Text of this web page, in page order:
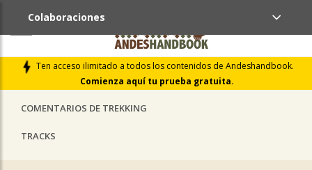
Ten acceso ilimitado a todos los contenidos de Andeshandbook.
Comienza aquí tu prueba gratuita.
Colaboraciones
ÚLTIMAS COLABORACIONES PUBLICADAS
LIBROS DE CUMBRES
COMENTARIOS DE TREKKING
TRACKS